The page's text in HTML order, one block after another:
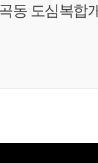
동 도심복합